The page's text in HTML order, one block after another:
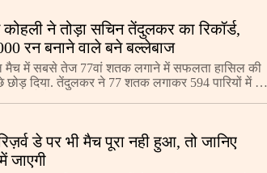
ने तोड़ा सचिन तेंदुलकर का रिकॉर्ड,
रन बनाने वाले बने बल्लेबाज
मैच में सबसे तेज 77वां शतक लगाने में सफलता हासिल की
दिया. तेंदुलकर ने 77 शतक लगाकर 594 पारियों में पूरे
डे पर भी मैच पूरा नही हुआ, तो जानिए
जाएगी